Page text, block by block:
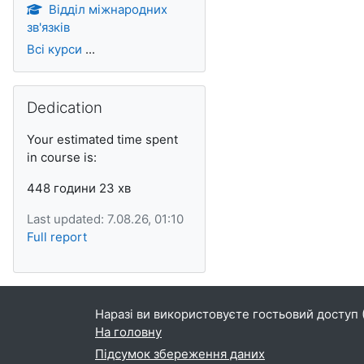
Відділ міжнародних
зв'язків
Всі курси ...
Dedication
Your estimated time spent
in course is:
448 години 23 хв
Last updated: 7.08.26, 01:10
Full report
Наразі ви використовуєте гостьовий доступ
На головну
Підсумок збереження даних